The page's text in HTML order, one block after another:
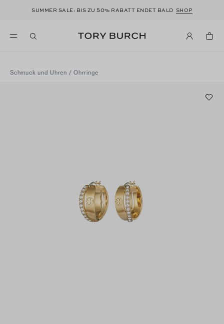
SUMMER SALE: BIS ZU50% RABATT ENDET BALD SHOP
Schmuck und Uhren / Ohrringe